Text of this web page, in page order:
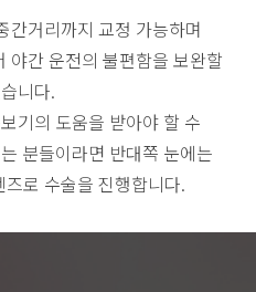
간거리까지 교정 가능하며
야간 운전의 불편함을 보완할
니다.
기의 도움을 받아야 할 수
분들이라면 반대쪽 눈에는
로 수술을 진행합니다.